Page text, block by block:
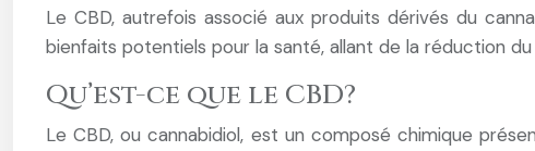
Le CBD, autrefois associé aux produits dérivés du
bienfaits potentiels pour la santé, allant de la réduction
Qu’est-ce que le CBD?
Le CBD, ou cannabidiol, est un composé chimique